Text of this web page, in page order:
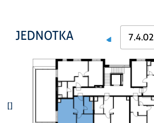
JEDNOTKA 7.4.02
[]